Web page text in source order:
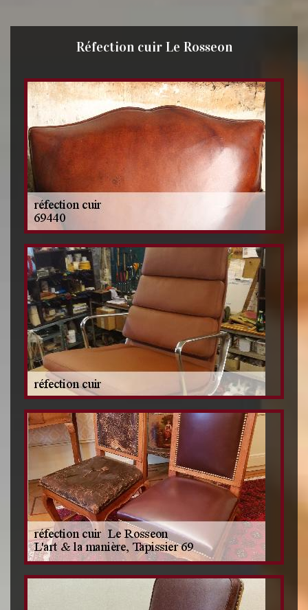
Réfection cuir Le Rosseon